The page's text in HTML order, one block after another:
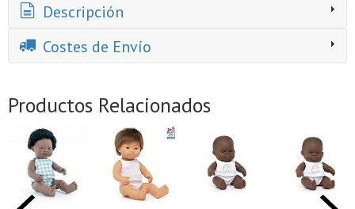
Descripción
Costes de Envío
Productos Relacionados